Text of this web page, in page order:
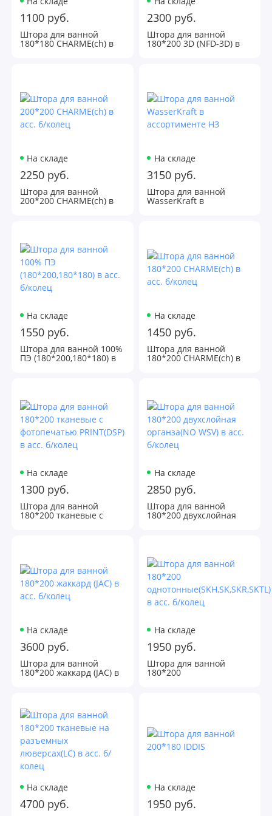
Мыльницы
Полки, этажерки
Стаканчики
Сушилки для белья
1100 руб.
Штора для ванной
180*180 CHARME(ch) в
2300 руб.
Штора для ванной
180*200 3D (NFD-3D) в
На складе
2250 руб.
Штора для ванной
200*200 CHARME(сh) в
На складе
3150 руб.
Штора для ванной
WasserKraft в
На складе
1550 руб.
Штора для ванной 100%
ПЭ (180*200,180*180) в
На складе
1450 руб.
Штора для ванной
180*200 CHARME(сh) в
На складе
1300 руб.
Штора для ванной
180*200 тканевые c
На складе
2850 руб.
Штора для ванной
180*200 двухслойная
На складе
3600 руб.
Штора для ванной
180*200 жаккард (JAC) в
На складе
1950 руб.
Штора для ванной
180*200
На складе
4700 руб.
На складе
1950 руб.